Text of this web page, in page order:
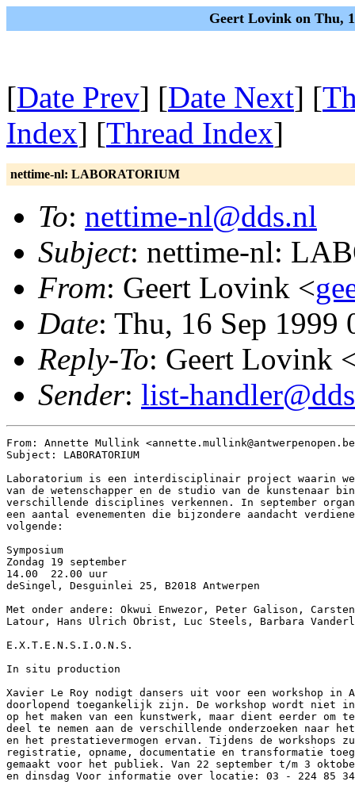
Geert Lovink on Thu,
[Date Prev] [Date Next] [
Index] [Thread Index]
nettime-nl: LABORATORIUM
To: nettime-nl@dds.nl
Subject: nettime-nl:
From: Geert Lovink <
Date: Thu, 16 Sep 1999
Reply-To: Geert Lovink
Sender: list-
From: Annette Mullink
Subject: LABORATORIUM
Laboratorium is een interdisciplinair project waarin
van de wetenschapper en de studio van de kunstenaar
verschillende disciplines verkennen. In september
een aantal evenementen die bijzondere aandacht
volgende:
Symposium
Zondag 19 september
14.00 ­ 22.00 uur
deSingel, Desguinlei 25, B2018 Antwerpen
Met onder andere: Okwui Enwezor, Peter Galison,
Latour, Hans Ulrich Obrist, Luc Steels, Barbara
E.X.T.E.N.S.I.O.N.S.
In situ production
Xavier Le Roy nodigt dansers uit voor een workshop in
doorlopend toegankelijk zijn. De workshop wordt niet
op het maken van een kunstwerk, maar dient eerder om
deel te nemen aan de verschillende onderzoeken naar
en het prestatievermogen ervan. Tijdens de workshops
registratie, opname, documentatie en transformatie
gemaakt voor het publiek. Van 22 september t/m 3
en dinsdag Voor informatie over locatie: 03 - 224 85 34